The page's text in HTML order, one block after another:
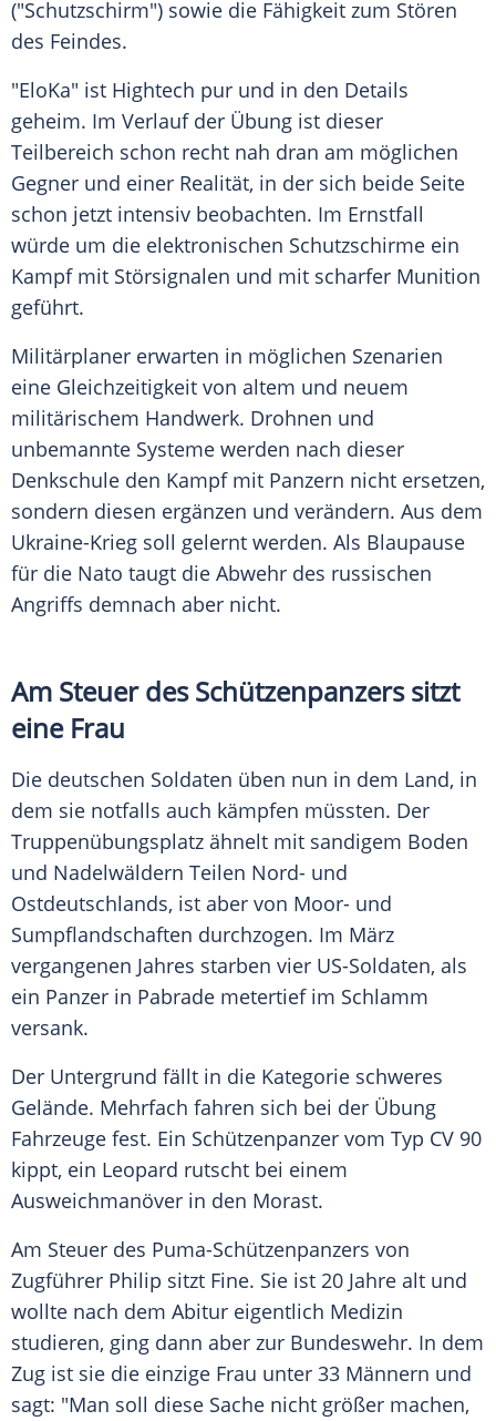
("Schutzschirm") sowie die Fähigkeit zum Stören
des Feindes.
"EloKa" ist Hightech pur und in den Details
geheim. Im Verlauf der Übung ist dieser
Teilbereich schon recht nah dran am möglichen
Gegner und einer Realität, in der sich beide Seite
schon jetzt intensiv beobachten. Im Ernstfall
würde um die elektronischen Schutzschirme ein
Kampf mit Störsignalen und mit scharfer Munition
geführt.
Militärplaner erwarten in möglichen Szenarien
eine Gleichzeitigkeit von altem und neuem
militärischem Handwerk. Drohnen und
unbemannte Systeme werden nach dieser
Denkschule den Kampf mit Panzern nicht ersetzen,
sondern diesen ergänzen und verändern. Aus dem
Ukraine-Krieg soll gelernt werden. Als Blaupause
für die Nato taugt die Abwehr des russischen
Angriffs demnach aber nicht.
Am Steuer des Schützenpanzers sitzt
eine Frau
Die deutschen Soldaten üben nun in dem Land, in
dem sie notfalls auch kämpfen müssten. Der
Truppenübungsplatz ähnelt mit sandigem Boden
und Nadelwäldern Teilen Nord- und
Ostdeutschlands, ist aber von Moor- und
Sumpflandschaften durchzogen. Im März
vergangenen Jahres starben vier US-Soldaten, als
ein Panzer in Pabrade metertief im Schlamm
versank.
Der Untergrund fällt in die Kategorie schweres
Gelände. Mehrfach fahren sich bei der Übung
Fahrzeuge fest. Ein Schützenpanzer vom Typ CV 90
kippt, ein Leopard rutscht bei einem
Ausweichmanöver in den Morast.
Am Steuer des Puma-Schützenpanzers von
Zugführer Philip sitzt Fine. Sie ist 20 Jahre alt und
wollte nach dem Abitur eigentlich Medizin
studieren, ging dann aber zur Bundeswehr. In dem
Zug ist sie die einzige Frau unter 33 Männern und
sagt: "Man soll diese Sache nicht größer machen,